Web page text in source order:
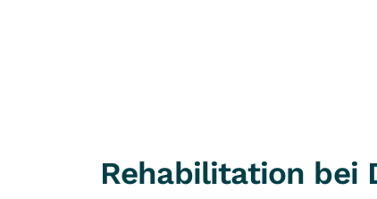
Rehabilitation bei